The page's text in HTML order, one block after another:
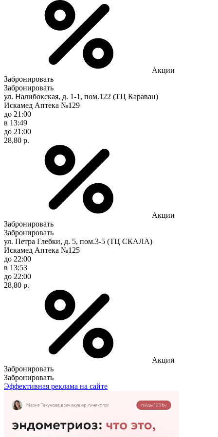
Акции
Забронировать
Забронировать
ул. Налибокская, д. 1-1, пом.122 (ТЦ Караван)
Искамед Аптека №129
до 21:00
в 13:49
до 21:00
28,80 р.
Акции
Забронировать
Забронировать
ул. Петра Глебки, д. 5, пом.3-5 (ТЦ СКАЛА)
Искамед Аптека №125
до 22:00
в 13:53
до 22:00
28,80 р.
Акции
Забронировать
Забронировать
Эффективная реклама на сайте